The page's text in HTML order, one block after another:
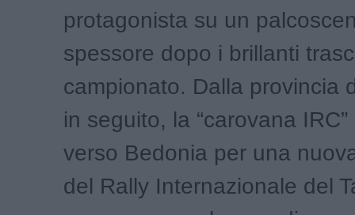
protagonista su un
spessore dopo i brillanti
campionato. Dalla provincia
in seguito, la “carovana
verso Bedonia per una
del Rally Internazionale del